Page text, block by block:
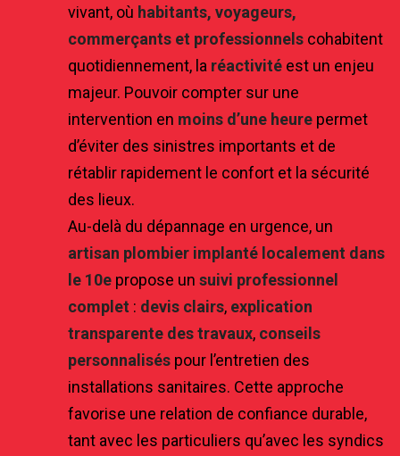
vivant, où habitants, voyageurs,
commerçants et professionnels cohabitent
quotidiennement, la réactivité est un enjeu
majeur. Pouvoir compter sur une
intervention en moins d’une heure permet
d’éviter des sinistres importants et de
rétablir rapidement le confort et la sécurité
des lieux.
Au-delà du dépannage en urgence, un
artisan plombier implanté localement dans
le 10e propose un suivi professionnel
complet : devis clairs, explication
transparente des travaux, conseils
personnalisés pour l’entretien des
installations sanitaires. Cette approche
favorise une relation de confiance durable,
tant avec les particuliers qu’avec les syndics